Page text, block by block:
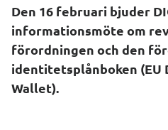
Den 16 februari bjuder
informationsmöte om
förordningen och den
identitetsplånboken (EU
Wallet).